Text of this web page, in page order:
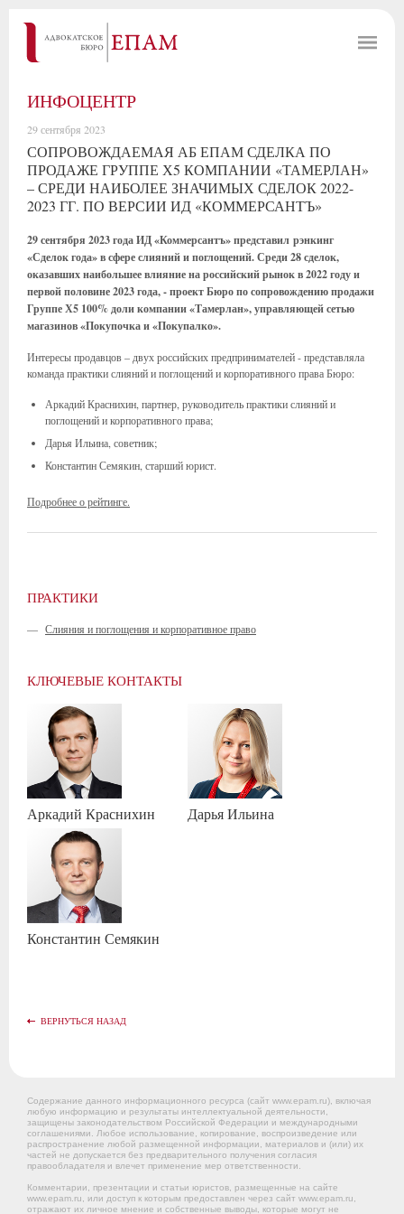
ИНФОЦЕНТР
29 сентября 2023
СОПРОВОЖДАЕМАЯ АБ ЕПАМ СДЕЛКА ПО
ПРОДАЖЕ ГРУППЕ Х5 КОМПАНИИ «ТАМЕРЛАН»
– СРЕДИ НАИБОЛЕЕ ЗНАЧИМЫХ СДЕЛОК 2022-
2023 ГГ. ПО ВЕРСИИ ИД «КОММЕРСАНТЪ»
29 сентября 2023 года ИД «Коммерсантъ» представил рэнкинг
«Сделок года» в сфере слияний и поглощений. Среди 28 сделок,
оказавших наибольшее влияние на российский рынок в 2022 году и
первой половине 2023 года, - проект Бюро по сопровождению продажи
Группе Х5 100% доли компании «Тамерлан», управляющей сетью
магазинов «Покупочка и «Покупалко».
Интересы продавцов – двух российских предпринимателей - представляла
команда практики слияний и поглощений и корпоративного права Бюро:
Аркадий Краснихин, партнер, руководитель практики слияний и
поглощений и корпоративного права;
Дарья Ильина, советник;
Константин Семякин, старший юрист.
Подробнее о рейтинге.
ПРАКТИКИ
— Слияния и поглощения и корпоративное право
КЛЮЧЕВЫЕ КОНТАКТЫ
Аркадий Краснихин ДарьяИльина
Константин Семякин
ВЕРНУТЬСЯ НАЗАД
Содержание данного информационного ресурса (сайт www.epam.ru), включая
любую информацию и результаты интеллектуальной деятельности,
защищены законодательством Российской Федерации и международными
соглашениями. Любое использование, копирование, воспроизведение или
распространение любой размещенной информации, материалов и (или) их
частей не допускается без предварительного получения согласия
правообладателя и влечет применение мер ответственности.
Комментарии, презентации и статьи юристов, размещенные на сайте
www.epam.ru, или доступ к которым предоставлен через сайт www.epam.ru,
отражают их личное мнение и собственные выводы, которые могут не